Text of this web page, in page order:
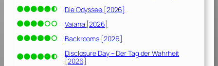
Die Odyssee [2026]
Vaiana [2026]
Backrooms [2026]
Disclosure Day – Der Tag der Wahrheit
[2026]